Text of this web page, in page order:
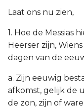
Laat ons nu zien,
1. Hoe de Messias
Heerser zijn,
dagen van de
a. Zijn eeuwig
afkomst, gelijk de
de zon, zijn of